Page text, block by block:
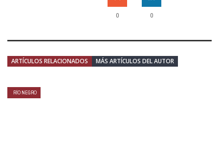
0 0
ARTÍCULOS RELACIONADOS MÁS ARTÍCULOS DEL AUTOR
RÍO NEGRO